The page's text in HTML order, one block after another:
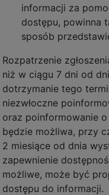
informacji za
dostępu, powinna
sposób
Rozpatrzenie
niż w ciągu 7 dni od
dotrzymanie tego
niezwłoczne
oraz poinformowanie
będzie możliwa, przy
2 miesiące od dnia
zapewnienie
możliwe, może być
dostępu do informacji.